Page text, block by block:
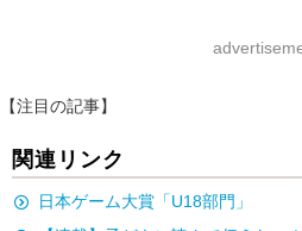
【注目の記事】
関連リンク
日本ゲーム大賞「U18部門」